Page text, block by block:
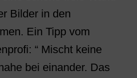
Bilder in den
Ein Tipp vom
“ Mischt keine
bei einander. Das